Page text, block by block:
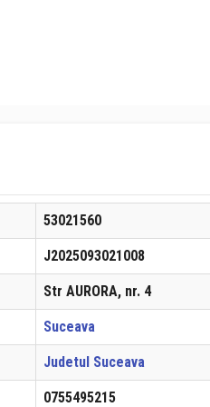
53021560
J2025093021008
Str AURORA, nr. 4
Suceava
Judetul Suceava
0755495215